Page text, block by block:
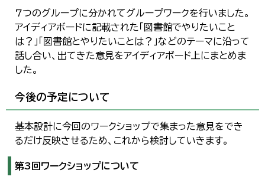
7つのグループに分かれてグループワークを行いました。
アイディアボードに記載された「図書館でやりたいこと
は？」「図書館とやりたいことは？」などのテーマに沿って
話し合い、出てきた意見をアイディアボード上にまとめま
した。
今後の予定について
基本設計に今回のワークショップで集まった意見をでき
るだけ反映させるため、これから検討していきます。
第3回ワークショップについて